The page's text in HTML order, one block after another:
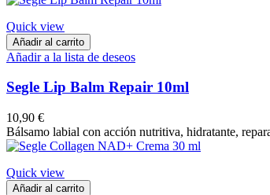
Quick view
Añadir al carrito
Añadir a la lista de deseos
Segle Lip Balm Repair 10ml
10,90 €
Bálsamo labial con acción nutritiva, hidratante,
Quick view
Añadir al carrito